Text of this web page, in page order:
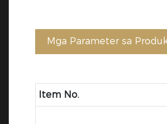
Mga Parameter sa
Item No.